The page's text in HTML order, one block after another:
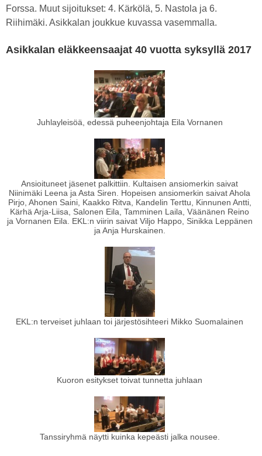
Forssa. Muut sijoitukset: 4. Kärkölä, 5. Nastola ja 6.
Riihimäki. Asikkalan joukkue kuvassa vasemmalla.
Asikkalan eläkkeensaajat 40 vuotta syksyllä 2017
Juhlayleisöä, edessä puheenjohtaja Eila Vornanen
Ansioituneet jäsenet palkittiin. Kultaisen ansiomerkin saivat
Niinimäki Leena ja Asta Siren. Hopeisen ansiomerkin saivat Ahola
Pirjo, Ahonen Saini, Kaakko Ritva, Kandelin Terttu, Kinnunen Antti,
Kärhä Arja-Liisa, Salonen Eila, Tamminen Laila, Väänänen Reino
ja Vornanen Eila. EKL:n viirin saivat Viljo Happo, Sinikka Leppänen
ja Anja Hurskainen.
EKL:n terveiset juhlaan toi järjestösihteeri Mikko Suomalainen
Kuoron esitykset toivat tunnetta juhlaan
Tanssiryhmä näytti kuinka kepeästi jalka nousee.